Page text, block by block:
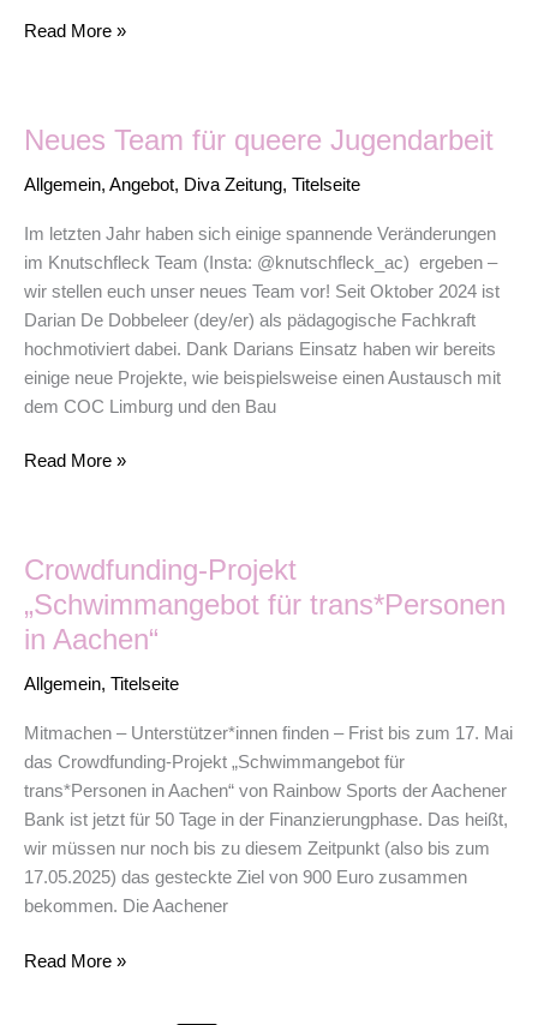
Read More »
Neues Team für queere Jugendarbeit
Allgemein, Angebot, Diva Zeitung, Titelseite
Im letzten Jahr haben sich einige spannende Veränderungen
im Knutschfleck Team (Insta: @knutschfleck_ac) ergeben –
wir stellen euch unser neues Team vor! Seit Oktober 2024 ist
Darian De Dobbeleer (dey/er) als pädagogische Fachkraft
hochmotiviert dabei. Dank Darians Einsatz haben wir bereits
einige neue Projekte, wie beispielsweise einen Austausch mit
dem COC Limburg und den Bau
Team
queere
Jugendarbeit
Read More »
Crowdfunding-Projekt
„Schwimmangebot für trans*Personen
in Aachen“
Allgemein, Titelseite
Mitmachen – Unterstützer*innen finden – Frist bis zum 17. Mai
das Crowdfunding-Projekt „Schwimmangebot für
trans*Personen in Aachen“ von Rainbow Sports der Aachener
Bank ist jetzt für 50 Tage in der Finanzierungphase. Das heißt,
wir müssen nur noch bis zu diesem Zeitpunkt (also bis zum
17.05.2025) das gesteckte Ziel von 900 Euro zusammen
bekommen. Die Aachener
Projekt
„Schwimmangebot
für
trans*Personen
in
Read More »